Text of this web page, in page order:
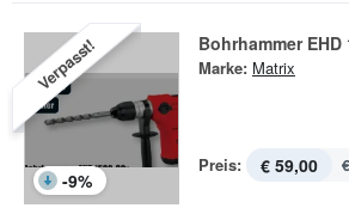
Verpasst!
-9%
Bohrhammer EHD
Marke: Matrix
Preis: € 59,00